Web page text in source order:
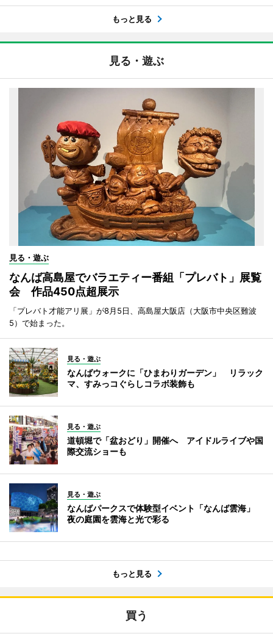
もっと見る
見る・遊ぶ
見る・遊ぶ
なんば高島屋でバラエティー番組「プレバト」展覧
会 作品450点超展示
「プレバト才能アリ展」が8月5日、高島屋大阪店（大阪市中央区難波
5）で始まった。
見る・遊ぶ
なんばウォークに「ひまわりガーデン」 リラック
マ、すみっコぐらしコラボ装飾も
見る・遊ぶ
道頓堀で「盆おどり」開催へ アイドルライブや国
際交流ショーも
見る・遊ぶ
なんばパークスで体験型イベント「なんば雲海」
夜の庭園を雲海と光で彩る
もっと見る
買う